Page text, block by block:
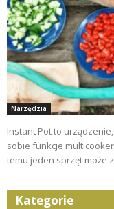
Narzędzia
Instant Pot to
sobie funkcje
temu jeden sprzęt może
Kategorie